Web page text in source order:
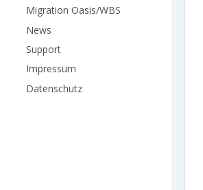
Migration Oasis/WBS
News
Support
Impressum
Datenschutz